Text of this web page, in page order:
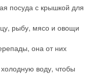
посуда с крышкой для
рыбу, мясо и овощи
она от них
воду, чтобы